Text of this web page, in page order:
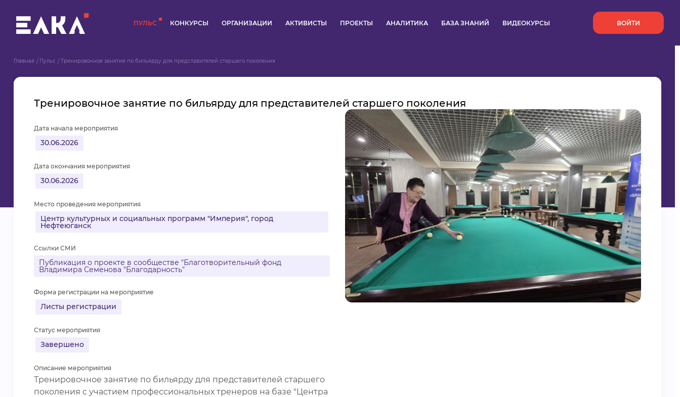
ПУЛЬС КОНКУРСЫ ОРГАНИЗАЦИИ АКТИВИСТЫ ПРОЕКТЫ АНАЛИТИКА БАЗА ЗНАНИЙ ВИДЕОКУРСЫ ВОЙТИ
ОРГАНИЗАЦИИ
ВОЙТИ
Главная Пульс Тренировочное занятие по бильярду для представителей старшего поколения
Тренировочное занятие по бильярду для представителей старшего поколения
Дата начала мероприятия
30.06.2026
Дата окончания мероприятия
30.06.2026
Место проведения мероприятия
Центр культурных и социальных программ "Империя", город
Нефтеюганск
Ссылки СМИ
Публикация о проекте в сообществе "Благотворительный фонд
Владимира Семенова "Благодарность"
Форма регистрации на мероприятие
Листы регистрации
Статус мероприятия
Завершено
Описание мероприятия
Тренировочное занятие по бильярду для представителей старшего
поколения с участием профессиональных тренеров на базе "Центра